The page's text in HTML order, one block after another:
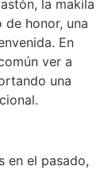
la makila
honor, una
En
ver a
una
en el pasado,